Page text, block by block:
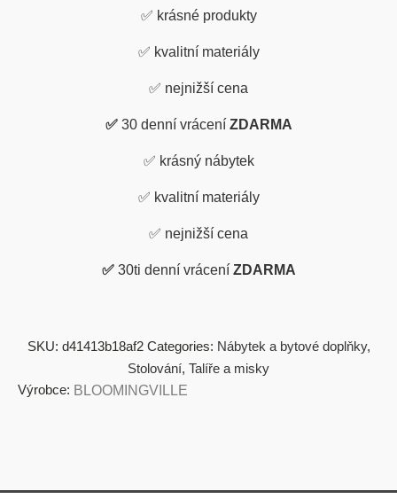
✅ krásné produkty
✅ kvalitní materiály
✅ nejnižší cena
✅ 30 denní vrácení ZDARMA
✅ krásný nábytek
✅ kvalitní materiály
✅ nejnižší cena
✅ 30ti denní vrácení ZDARMA
SKU: d41413b18af2 Categories: Nábytek a bytové doplňky,
Stolování, Talíře a misky
Výrobce: BLOOMINGVILLE